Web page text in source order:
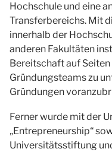
Hochschule und eine
Transferbereichs. Mit
innerhalb der
anderen Fakultäten
Bereitschaft auf
Gründungsteams zu
Gründungen
Ferner wurde mit der
„Entrepreneurship“
Universitätsstiftung